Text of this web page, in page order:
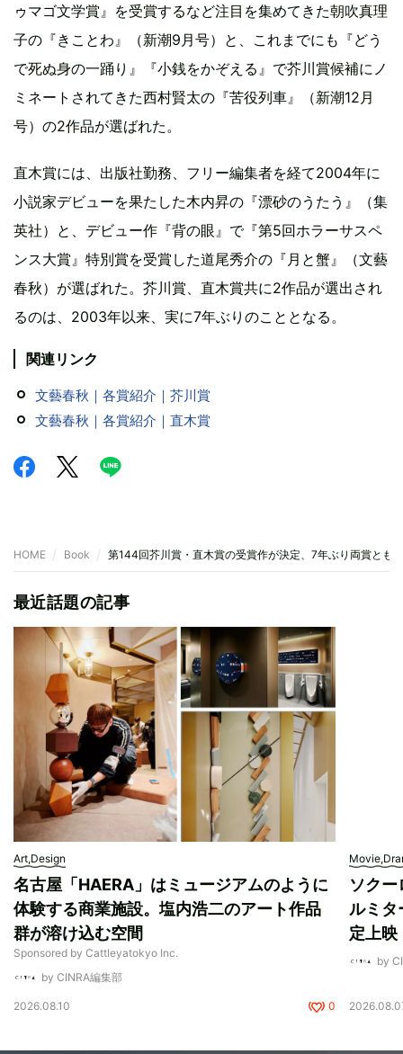
ゥマゴ文学賞』を受賞するなど注目を集めてきた朝吹真理
子の『きことわ』（新潮9月号）と、これまでにも『どう
で死ぬ身の一踊り』『小銭をかぞえる』で芥川賞候補にノ
ミネートされてきた西村賢太の『苦役列車』（新潮12月
号）の2作品が選ばれた。
直木賞には、出版社勤務、フリー編集者を経て2004年に
小説家デビューを果たした木内昇の『漂砂のうたう』（集
英社）と、デビュー作『背の眼』で『第5回ホラーサスペ
ンス大賞』特別賞を受賞した道尾秀介の『月と蟹』（文藝
春秋）が選ばれた。芥川賞、直木賞共に2作品が選出され
るのは、2003年以来、実に7年ぶりのこととなる。
関連リンク
文藝春秋｜各賞紹介｜芥川賞
文藝春秋｜各賞紹介｜直木賞
HOME Book 第144回芥川賞・直木賞の受賞作が決定、7年ぶり両賞とも
最近話題の記事
Art,Design
名古屋「HAERA」はミュージアムのように
体験する商業施設。塩内浩二のアート作品
群が溶け込む空間
Sponsored by Cattleyatokyo Inc.
by CINRA編集部
2026.08.10 0
ソク
ルミタ
定上映
by